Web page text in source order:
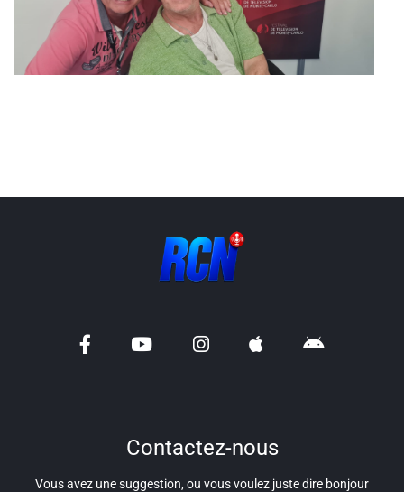
Ecrire à RCN
Département des Alpes Maritimes
Contactez-nous
Vous avez une suggestion, ou vous voulez juste dire bonjour